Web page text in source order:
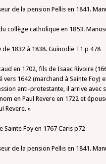
de la pension Pellis en 1841.
collège catholique en 1853.
de 1832 à 1838. Guinodie T1 p 478
en 1702, fils de Isaac Rivoire
vers 1642 (marchand à Sainte
anti-protestante, il arrive avec
en Paul Revere en 1722 et
Revere. »
Sainte Foy en 1767 Caris p72
de la pension Pellis en 1841.